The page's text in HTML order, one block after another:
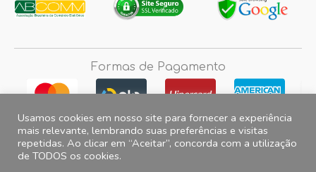
Formas de Pagamento
Fotos e imagens meramente ilustrativas, 2012© 2026 Magazine do
Adesivo. All Rights Reserved. CNPJ 15.257.475.0001/35 Endereço para
Usamos cookies em nosso site para fornecer a experiência
mais relevante, lembrando suas preferências e visitas
repetidas. Ao clicar em “Aceitar”, concorda com a utilização
de TODOS os cookies.